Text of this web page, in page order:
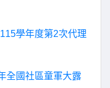
學年度第2次代理
全國社區童軍大露